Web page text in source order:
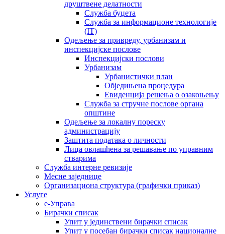
друштвене делатности
Служба буџета
Служба за информационе технологије
(IT)
Одељење за привреду, урбанизам и
инспекцијске послове
Инспекцијски послови
Урбанизам
Урбанистички план
Обједињена процедура
Евиденција решења о озакоњењу
Служба за стручне послове органа
општине
Одељење за локалну пореску
администрацију
Заштита података о личности
Лица овлашћена за решавање по управним
стварима
Служба интерне ревизије
Месне заједнице
Организациона структура (графички приказ)
Услуге
е-Управа
Бирачки списак
Упит у јединствени бирачки списак
Упит у посебан бирачки списак националне